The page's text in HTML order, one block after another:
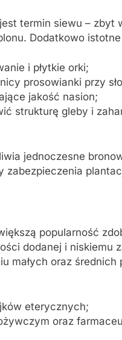
termin siewu – zbyt
Dodatkowo
i płytkie orki;
prosowianki przy
jakość nasion;
strukturę gleby i
jednoczesne
zabezpieczenia
popularność
dodanej i niskiemu
małych oraz średnich
eterycznych;
oraz